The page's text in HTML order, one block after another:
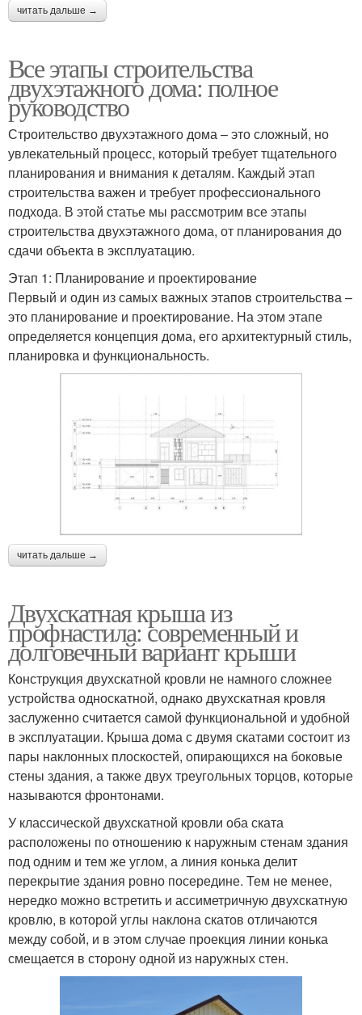
читать дальше →
Все этапы строительства
двухэтажного дома: полное
руководство
Строительство двухэтажного дома – это сложный, но
увлекательный процесс, который требует тщательного
планирования и внимания к деталям. Каждый этап
строительства важен и требует профессионального
подхода. В этой статье мы рассмотрим все этапы
строительства двухэтажного дома, от планирования до
сдачи объекта в эксплуатацию.
Этап 1: Планирование и проектирование
Первый и один из самых важных этапов строительства –
это планирование и проектирование. На этом этапе
определяется концепция дома, его архитектурный стиль,
планировка и функциональность.
читать дальше →
Двухскатная крыша из
профнастила: современный и
долговечный вариант крыши
Конструкция двухскатной кровли не намного сложнее
устройства односкатной, однако двухскатная кровля
заслуженно считается самой функциональной и удобной
в эксплуатации. Крыша дома с двумя скатами состоит из
пары наклонных плоскостей, опирающихся на боковые
стены здания, а также двух треугольных торцов, которые
называются фронтонами.
У классической двухскатной кровли оба ската
расположены по отношению к наружным стенам здания
под одним и тем же углом, а линия конька делит
перекрытие здания ровно посередине. Тем не менее,
нередко можно встретить и ассиметричную двухскатную
кровлю, в которой углы наклона скатов отличаются
между собой, и в этом случае проекция линии конька
смещается в сторону одной из наружных стен.